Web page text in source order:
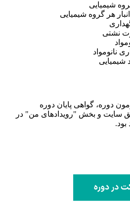
دوره، گواهی پایان دوره
سایت و بخش "رویدادهای من" در